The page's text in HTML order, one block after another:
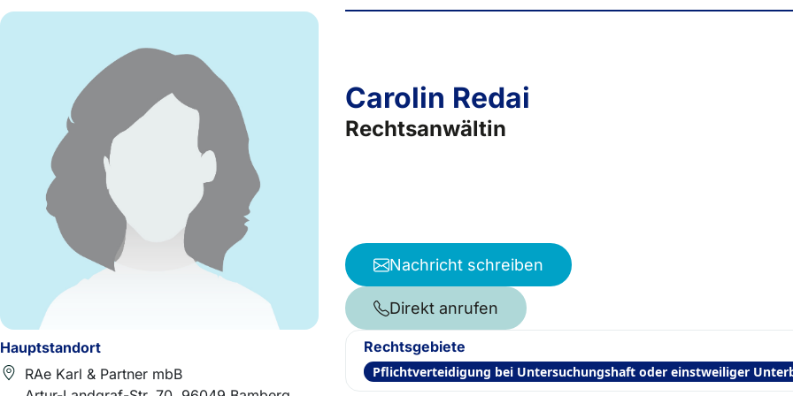
Hauptstandort
RAe Karl & Partner mbB
Carolin Redai
Rechtsanwältin
Nachricht schreiben
Direkt anrufen
Rechtsgebiete
Pflichtverteidigung bei Untersuchungshaft oder einstweiliger